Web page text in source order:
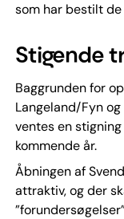
som har bestilt
Stigende
Baggrunden for
Langeland/Fyn
ventes en
kommende år.
Åbningen af
attraktiv, og der